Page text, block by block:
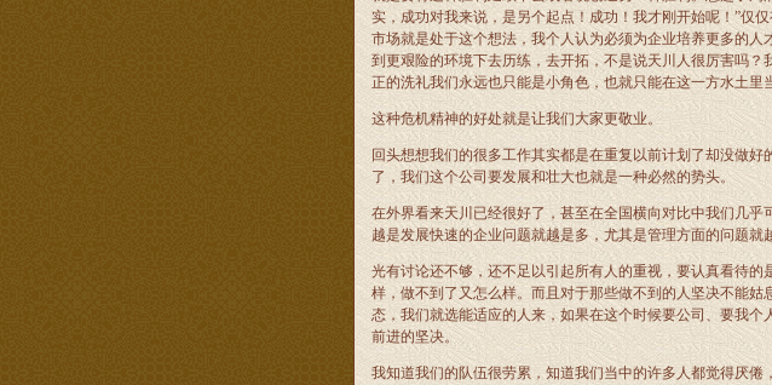
实，成功对我来说，是另个起点！成功！我才刚开始呢！”仅
市场就是处于这个想法，我个人认为必须为企业培养更多的
到更艰险的环境下去历练，去开拓，不是说天川人很厉害吗
正的洗礼我们永远也只能是小角色，也就只能在这一方水土里
这种危机精神的好处就是让我们大家更敬业。
回头想想我们的很多工作其实都是在重复以前计划了却没做
了，我们这个公司要发展和壮大也就是一种必然的势头。
在外界看来天川已经很好了，甚至在全国横向对比中我们几
越是发展快速的企业问题就越是多，尤其是管理方面的问题就
光有讨论还不够，还不足以引起所有人的重视，要认真看待
样，做不到了又怎么样。而且对于那些做不到的人坚决不能
态，我们就选能适应的人来，如果在这个时候要公司、要我
前进的坚决。
我知道我们的队伍很劳累，知道我们当中的许多人都觉得厌